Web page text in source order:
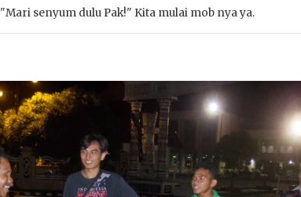
"Mari senyum dulu Pak!" Kita mulai mob nya ya.